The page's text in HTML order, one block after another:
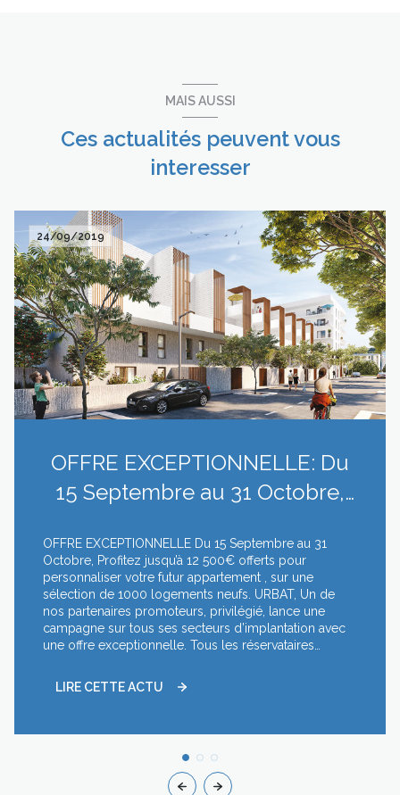
MAIS AUSSI
Ces actualités peuvent vous
interesser
24/09/2019
OFFRE EXCEPTIONNELLE: Du
15 Septembre au 31 Octobre,
pour pers...
OFFRE EXCEPTIONNELLE Du 15 Septembre au 31
Octobre, Profitez jusqu’à 12 500€ offerts pour
personnaliser votre futur appartement , sur une
sélection de 1000 logements neufs. URBAT, Un de
nos partenaires promoteurs, privilégié, lance une
campagne sur tous ses secteurs d’implantation avec
une offre exceptionnelle. Tous les réservataires
choisir dans le catalogue des options 2019. L’offre se
détaille comme il suit : - 8.500 € pour toutes
aussi bien à la Résidence Principale pour que les
réservataires composent leur logement à leur image
LIRE CETTE ACTU